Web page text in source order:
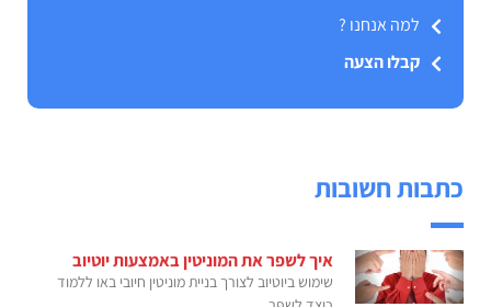
למה אנחנו ?
קבלו הצעה
כתבות חשובות
איך לשפר את המוניטין באמצעות יוטיוב
שימוש ביוטיוב לצורך בניית מוניטין חיובי באו ללמוד